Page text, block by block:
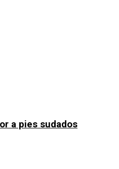
a pies sudados